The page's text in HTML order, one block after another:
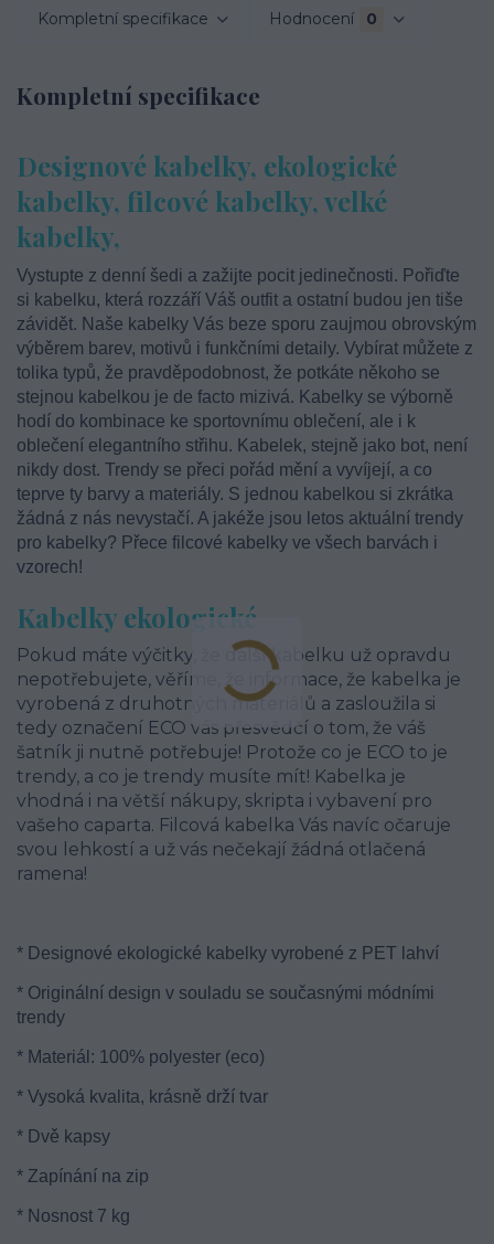
Kompletní specifikace Hodnocení 0
Kompletní specifikace
Designové kabelky, ekologické
kabelky, filcové kabelky, velké
kabelky,
Vystupte z denní šedi a zažijte pocit jedinečnosti. Pořiďte
si kabelku, která rozzáří Váš outfit a ostatní budou jen tiše
závidět. Naše kabelky Vás beze sporu zaujmou obrovským
výběrem barev, motivů i funkčními detaily. Vybírat můžete z
tolika typů, že pravděpodobnost, že potkáte někoho se
stejnou kabelkou je de facto mizivá. Kabelky se výborně
hodí do kombinace ke sportovnímu oblečení, ale i k
oblečení elegantního střihu. Kabelek, stejně jako bot, není
nikdy dost. Trendy se přeci pořád mění a vyvíjejí, a co
teprve ty barvy a materiály. S jednou kabelkou si zkrátka
žádná z nás nevystačí. A jakéže jsou letos aktuální trendy
pro kabelky? Přece filcové kabelky ve všech barvách i
vzorech!
Kabelky ekologické
Pokud máte výčitky, že další kabelku už opravdu
nepotřebujete, věříme, že informace, že kabelka je
vyrobená z druhotných materiálů a zasloužila si
tedy označení ECO vás přesvědčí o tom, že váš
šatník ji nutně potřebuje! Protože co je ECO to je
trendy, a co je trendy musíte mít! Kabelka je
vhodná i na větší nákupy, skripta i vybavení pro
vašeho caparta. Filcová kabelka Vás navíc očaruje
svou lehkostí a už vás nečekají žádná otlačená
ramena!
* Designové ekologické kabelky vyrobené z PET lahví
* Originální design v souladu se současnými módními
trendy
* Materiál: 100% polyester (eco)
* Vysoká kvalita, krásně drží tvar
* Dvě kapsy
* Zapínání na zip
* Nosnost 7 kg